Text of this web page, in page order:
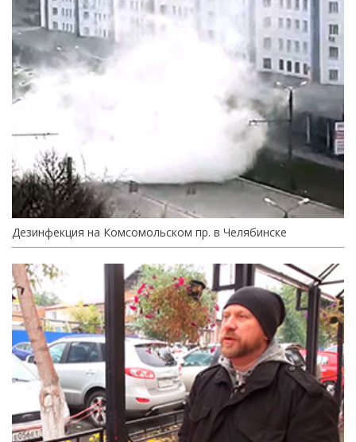
Дезинфекция на Комсомольском пр. в Челябинске